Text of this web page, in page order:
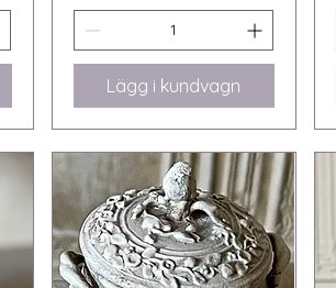
Lägg i kundvagn